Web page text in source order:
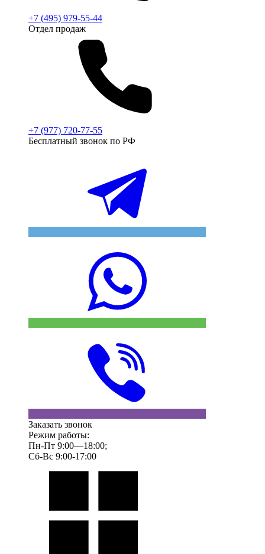
+7 (495) 979-55-44
Отдел продаж
+7 (977) 720-77-55
Бесплатный звонок по РФ
Заказать звонок
Режим работы:
Пн-Пт 9:00—18:00;
Сб-Вс 9:00-17:00